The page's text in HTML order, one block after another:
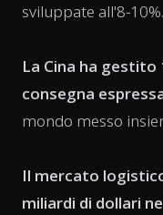
sviluppate all'8-10%.
La Cina ha gestito
consegna
mondo messo
Il mercato
miliardi di dollari